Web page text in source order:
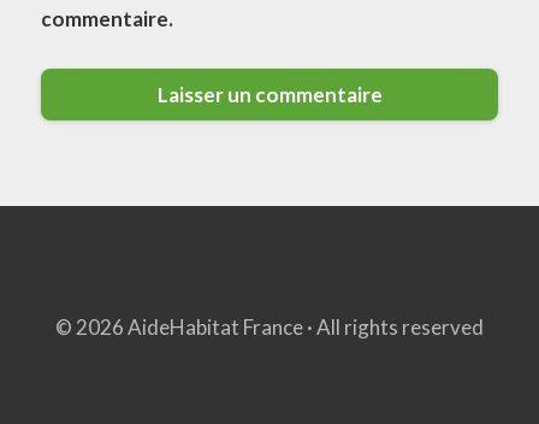
commentaire.
© 2026 AideHabitat France · All rights reserved